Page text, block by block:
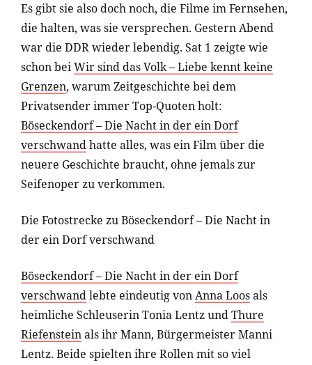
Es gibt sie also doch noch, die Filme im Fernsehen,
die halten, was sie versprechen. Gestern Abend
war die DDR wieder lebendig. Sat 1 zeigte wie
schon beiWir sind das Volk – Liebe kennt keine
Grenzen, warum Zeitgeschichte bei dem
Privatsender immer Top-Quoten holt:
Böseckendorf – Die Nacht in der ein Dorf
verschwandhatte alles, was ein Film über die
neuere Geschichte braucht, ohne jemals zur
Seifenoper zu verkommen.
Die Fotostrecke zu Böseckendorf – Die Nacht in
der ein Dorf verschwand
Böseckendorf – Die Nacht in der ein Dorf
verschwandlebte eindeutig vonAnna Loosals
heimliche Schleuserin Tonia Lentz undThure
Riefensteinals ihr Mann, Bürgermeister Manni
Lentz. Beide spielten ihre Rollen mit so viel